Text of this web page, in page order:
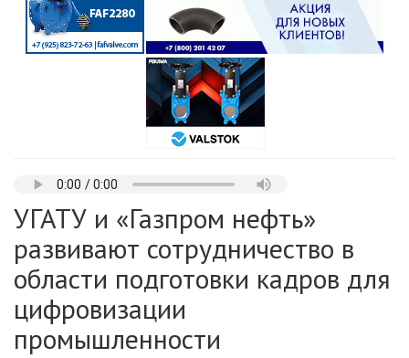
УГАТУ и «Газпром нефть»
развивают сотрудничество в
области подготовки кадров для
цифровизации
промышленности